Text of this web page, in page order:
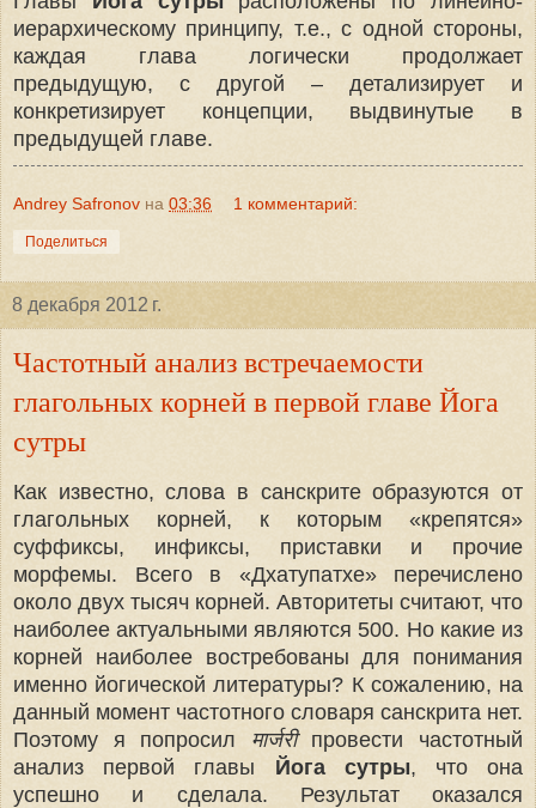
иерархическому принципу, т.е., с одной стороны,
каждая глава логически продолжает
предыдущую, с другой – детализирует и
конкретизирует концепции, выдвинутые в
предыдущей главе.
Andrey Safronov на 03:36 1 комментарий:
Поделиться
8 декабря 2012 г.
Частотный анализ встречаемости
глагольных корней в первой главе Йога
сутры
Как известно, слова в санскрите образуются от
глагольных корней, к которым «крепятся»
суффиксы, инфиксы, приставки и прочие
морфемы. Всего в «Дхатупатхе» перечислено
около двух тысяч корней. Авторитеты считают, что
наиболее актуальными являются 500. Но какие из
корней наиболее востребованы для понимания
именно йогической литературы? К сожалению, на
данный момент частотного словаря санскрита нет.
Поэтому я попросил मार्जरीпровести частотный
анализ первой главы Йога сутры, что она
успешно и сделала. Результат оказался